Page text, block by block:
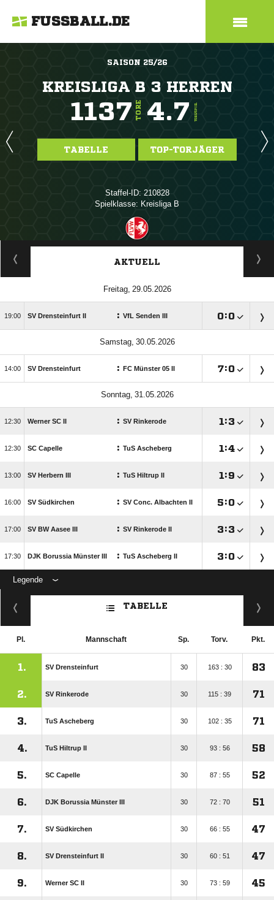
FUSSBALL.DE
SAISON 25/26
KREISLIGA B 3 HERREN
1137 TORE 4.7 TORE/SPIEL
TABELLE TOP-TORJÄGER
Staffel-ID: 210828
Spielklasse: Kreisliga B
ANZEIGE
AKTUELL
 
 SV Drensteinfurt II : VfL Senden III :
 
 SV Drensteinfurt : FC Münster 05 II :
 
 Werner SC II : SV Rinkerode  :
 SC Capelle : TuS Ascheberg  :
 SV Herbern III : TuS Hiltrup II  :
 SV Südkirchen : SV Conc. Albachten II :
 SV BW Aasee III : SV Rinkerode II :
 DJK Borussia Münster III : TuS Ascheberg II :
Legende
ANZEIGE
TABELLE
Pl. Mannschaft Sp. Torv. Pkt.
1. SV Drensteinfurt 30 163 : 30 83
2. SV Rinkerode 30 115 : 39 71
3. TuS Ascheberg 30 102 : 35 71
4. TuS Hiltrup II 30 93 : 56 58
5. SC Capelle 30 87 : 55 52
6. DJK Borussia Münster III 30 72 : 70 51
7. SV Südkirchen 30 66 : 55 47
8. SV Drensteinfurt II 30 60 : 51 47
9. Werner SC II 30 73 : 59 45